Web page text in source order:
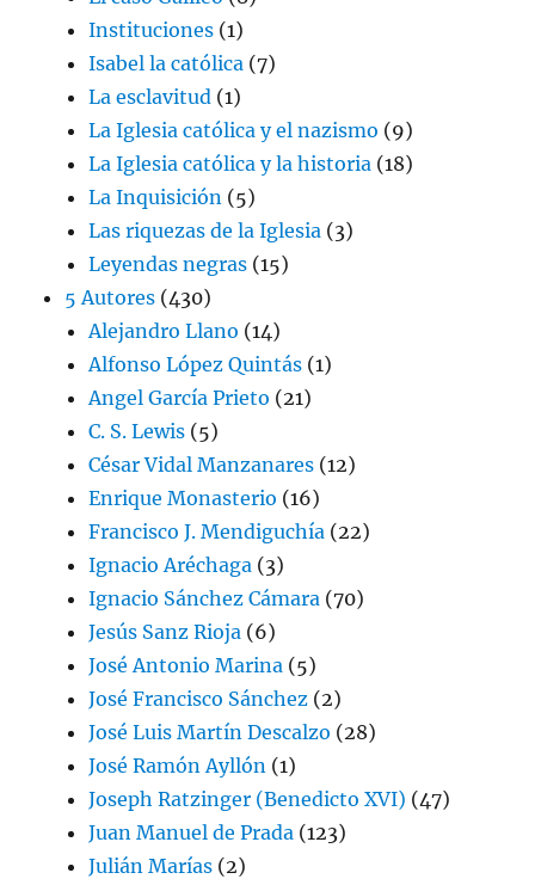
Instituciones (1)
Isabel la católica (7)
La esclavitud (1)
La Iglesia católica y el nazismo (9)
La Iglesia católica y la historia (18)
La Inquisición (5)
Las riquezas de la Iglesia (3)
Leyendas negras (15)
5 Autores (430)
Alejandro Llano (14)
Alfonso López Quintás (1)
Angel García Prieto (21)
C. S. Lewis (5)
César Vidal Manzanares (12)
Enrique Monasterio (16)
Francisco J. Mendiguchía (22)
Ignacio Aréchaga (3)
Ignacio Sánchez Cámara (70)
Jesús Sanz Rioja (6)
José Antonio Marina (5)
José Francisco Sánchez (2)
José Luis Martín Descalzo (28)
José Ramón Ayllón (1)
Joseph Ratzinger (Benedicto XVI) (47)
Juan Manuel de Prada (123)
Julián Marías (2)